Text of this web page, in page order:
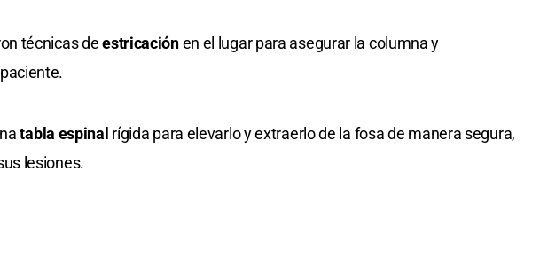
técnicas deestricaciónen el lugar para asegurar la columna y
tabla espinal rígida para elevarlo y extraerlo de la fosa de manera segura,
lesiones.